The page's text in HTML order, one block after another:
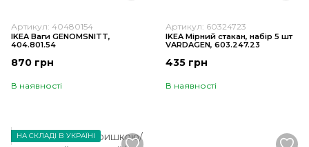
Артикул: 40480154
IKEA Ваги GENOMSNITT,
404.801.54
870 грн
В наявності
Артикул: 60324723
IKEA Мірний стакан, набір 5 шт
VARDAGEN, 603.247.23
435 грн
В наявності
НА СКЛАДІ В УКРАЇНІ